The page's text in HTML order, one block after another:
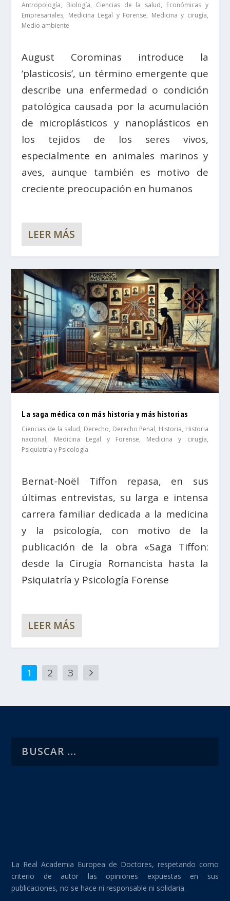
Antropología, Biología, Ciencias de la salud, Económicas y
Empresariales, Medicina Legal y Forense, Medicina y cirugía,
Medio ambiente
August Corominas introduce la
‘plasticosis’, un término emergente que
describe una enfermedad o condición
patológica causada por la acumulación
de microplásticos y nanoplásticos en
los tejidos de los seres vivos,
especialmente en animales marinos y
aves, aunque también es motivo de
creciente preocupación en humanos
LEER MÁS
La saga médica con más historia y más historias
Ciencias de la salud, Derecho, Derecho Penal, Historia, Historia
nacional, Medicina Legal y Forense, Medicina y cirugía,
Psiquiatría y Psicología
Bernat-Noël Tiffon repasa, en sus
últimas entrevistas, su larga e intensa
carrera familiar dedicada a la medicina
y la psicología, con motivo de la
publicación de la obra «Saga Tiffon:
desde la Cirugía Romancista hasta la
Psiquiatría y Psicología Forense
LEER MÁS
1 2 3
La Real Academia Europea de Doctores, respetando como
criterio de autor las opiniones expuestas en sus
publicaciones, no se hace ni responsable ni solidaria.